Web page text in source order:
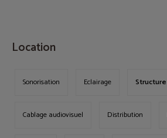
Location
Sonorisation Eclairage Structure
Cablage audiovisuel Distribution